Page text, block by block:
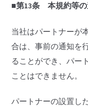
■第13条 本規約等の
当社はパートナーが
合は、事前の通知を
ることができ、パー
ことはできません。
パートナーの設置し